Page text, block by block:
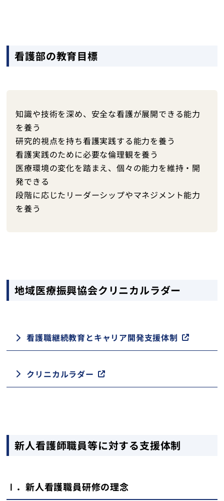
お問い合わせ
看護部の教育目標
知識や技術を深め、安全な看護が展開できる能力
を養う
研究的視点を持ち看護実践する能力を養う
看護実践のために必要な倫理観を養う
医療環境の変化を踏まえ、個々の能力を維持・開
発できる
段階に応じたリーダーシップやマネジメント能力
を養う
地域医療振興協会クリニカルラダー
看護職継続教育とキャリア開発支援体制
クリニカルラダー
新人看護師職員等に対する支援体制
Ⅰ．新人看護職員研修の理念